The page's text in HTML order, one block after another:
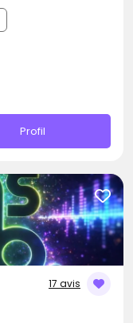
Profil
17 avis